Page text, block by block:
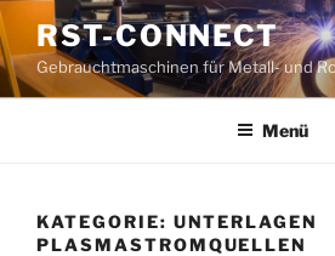
Zum
Inhalt
springen
RST-CONNECT
Gebrauchtmaschinen für Metall- und
Menü
KATEGORIE: UNTERLAGEN
PLASMASTROMQUELLEN